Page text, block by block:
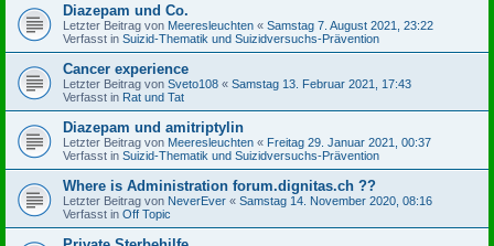
Diazepam und Co.
Letzter Beitrag von Meeresleuchten « Samstag 7. August 2021, 23:22
Verfasst in Suizid-Thematik und Suizidversuchs-Prävention
Cancer experience
Letzter Beitrag von Sveto108 « Samstag 13. Februar 2021, 17:43
Verfasst in Rat und Tat
Diazepam und amitriptylin
Letzter Beitrag von Meeresleuchten « Freitag 29. Januar 2021, 00:37
Verfasst in Suizid-Thematik und Suizidversuchs-Prävention
Where is Administration forum.dignitas.ch ??
Letzter Beitrag von NeverEver « Samstag 14. November 2020, 08:16
Verfasst in Off Topic